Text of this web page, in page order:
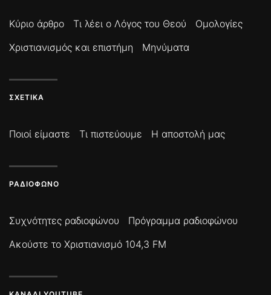
Κύριο άρθρο Τι λέει ο Λόγος του Θεού
Ομολογίες
Χριστιανισμός και επιστήμη
Μηνύματα
ΣΧΕΤΙΚΆ
Ποιοί είμαστε Τι πιστεύουμε Η αποστολή μας
ΡΑΔΙΌΦΩΝΟ
Συχνότητες ραδιοφώνου
Πρόγραμμα ραδιοφώνου
Ακούστε το Χριστιανισμό 104,3 FM